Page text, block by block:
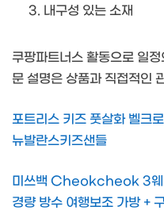
내구성 있는 소재
쿠팡파트너스 활동으로 일
문 설명은 상품과 직접적인
포트리스 키즈 풋살화 벨크
뉴발란스키즈샌들
미쓰백 Cheokcheok 3웨
경량 방수 여행보조 가방 +